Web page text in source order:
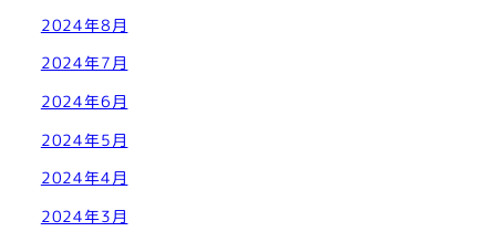
2024年8月
2024年7月
2024年6月
2024年5月
2024年4月
2024年3月